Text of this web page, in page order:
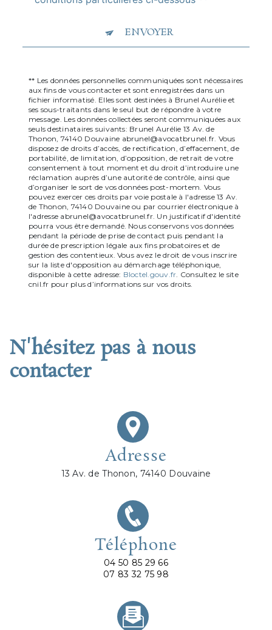
ENVOYER
** Les données personnelles communiquées sont nécessaires
aux fins de vous contacter et sont enregistrées dans un
fichier informatisé. Elles sont destinées à Brunel Aurélie et
ses sous-traitants dans le seul but de répondre à votre
message. Les données collectées seront communiquées aux
seuls destinataires suivants: Brunel Aurélie 13 Av. de
Thonon, 74140 Douvaine abrunel@avocatbrunel.fr. Vous
disposez de droits d’accès, de rectification, d’effacement, de
portabilité, de limitation, d’opposition, de retrait de votre
consentement à tout moment et du droit d’introduire une
réclamation auprès d’une autorité de contrôle, ainsi que
d’organiser le sort de vos données post-mortem. Vous
pouvez exercer ces droits par voie postale à l'adresse 13 Av.
de Thonon, 74140 Douvaine ou par courrier électronique à
l'adresse abrunel@avocatbrunel.fr. Un justificatif d'identité
pourra vous être demandé. Nous conservons vos données
pendant la période de prise de contact puis pendant la
durée de prescription légale aux fins probatoires et de
gestion des contentieux. Vous avez le droit de vous inscrire
sur la liste d'opposition au démarchage téléphonique,
disponible à cette adresse: Bloctel.gouv.fr. Consultez le site
cnil.fr pour plus d’informations sur vos droits.
N'hésitez pas à nous
contacter
Adresse
13 Av. de Thonon, 74140 Douvaine
Téléphone
04 50 85 29 66
07 83 32 75 98